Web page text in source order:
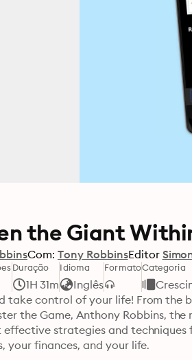
the Giant
Com: Tony RobbinsEditor
Duração
1H 31m
Idioma
Inglês
FormatoCategoria
take control of your life! From the
the Game, Anthony Robbins,
effective strategies and
your finances, and your life.